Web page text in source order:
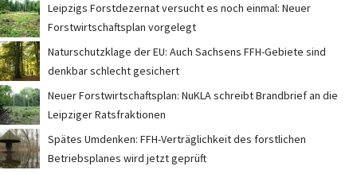
Leipzigs Forstdezernat versucht es noch einmal: Neuer
Forstwirtschaftsplan vorgelegt
Naturschutzklage der EU: Auch Sachsens FFH-Gebiete sind
denkbar schlecht gesichert
Neuer Forstwirtschaftsplan: NuKLA schreibt Brandbrief an die
Leipziger Ratsfraktionen
Spätes Umdenken: FFH-Verträglichkeit des forstlichen
Betriebsplanes wird jetzt geprüft